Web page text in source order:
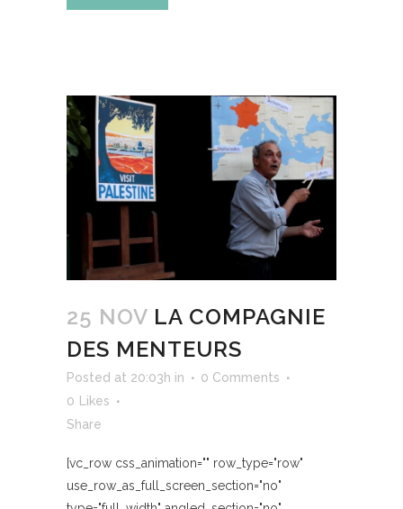
25 NOV LA COMPAGNIE
DES MENTEURS
Posted at 20:03h in
0 Comments
0
Likes
Share
[vc_row css_animation="" row_type="row"
use_row_as_full_screen_section="no"